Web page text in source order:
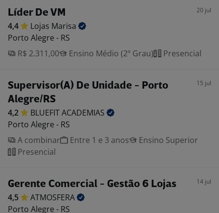
Líder De VM 20 jul
4,4 Lojas Marisa
Porto Alegre - RS
R$ 2.311,00
Ensino Médio (2º Grau) Presencial
Supervisor(A) De Unidade - Porto
Alegre/RS
15 jul
4,2 BLUEFITACADEMIAS
Porto Alegre - RS
A combinar
Entre 1 e 3 anos
Ensino Superior
Presencial
Gerente Comercial - Gestão 6 Lojas 14 jul
4,5
ATMOSFERA
Porto Alegre - RS